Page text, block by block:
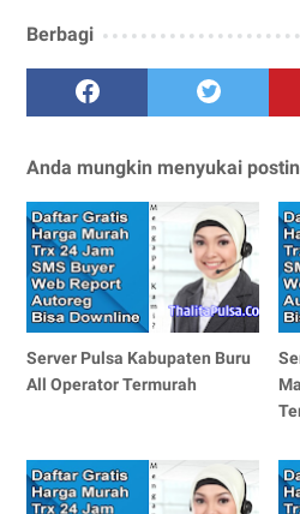
Berbagi
Anda mungkin menyukai
Server Pulsa Kabupaten Buru
All Operator Termurah